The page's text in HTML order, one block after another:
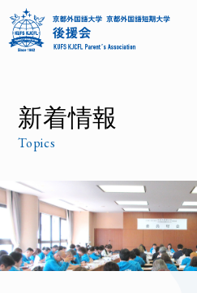
新着情報
Topics